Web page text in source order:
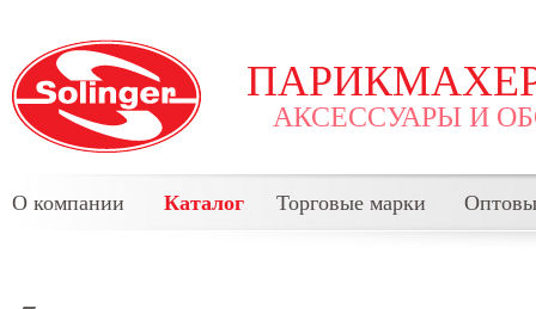
АКСЕССУАРЫ И
О компании Каталог Торговые марки